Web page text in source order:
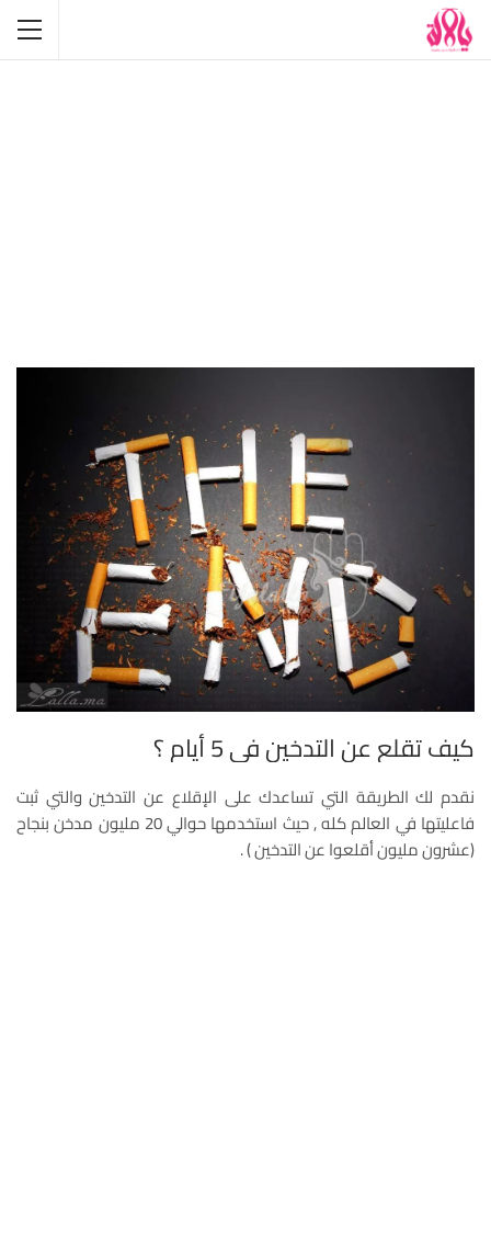
كيف تقلع عن التدخين في 5 أيام ؟
نقدم لك الطريقة التي تساعدك على الإقلاع عن التدخين والتي ثبت
فاعليتها في العالم كله , حيث استخدمها حوالي 20 مليون مدخن بنجاح
(عشرون مليون أقلعوا عن التدخين ) .